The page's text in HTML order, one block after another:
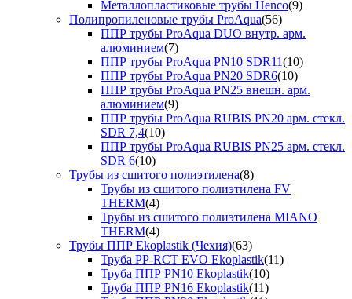
Металлопластиковые трубы Henco(9)
Полипропиленовые трубы ProAqua(56)
ППР трубы ProAqua DUO внутр. арм.
алюминием(7)
ППР трубы ProAqua PN10 SDR11(10)
ППР трубы ProAqua PN20 SDR6(10)
ППР трубы ProAqua PN25 внешн. арм.
алюминием(9)
ППР трубы ProAqua RUBIS PN20 арм. стекл.
SDR 7,4(10)
ППР трубы ProAqua RUBIS PN25 арм. стекл.
SDR 6(10)
Трубы из сшитого полиэтилена(8)
Трубы из сшитого полиэтилена FV
THERM(4)
Трубы из сшитого полиэтилена MIANO
THERM(4)
Трубы ППР Ekoplastik (Чехия)(63)
Труба PP-RCT EVO Ekoplastik(11)
Труба ППР PN10 Ekoplastik(10)
Труба ППР PN16 Ekoplastik(11)